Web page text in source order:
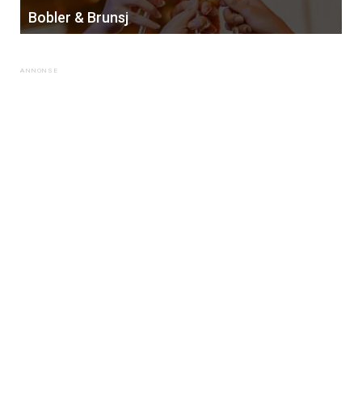
Bobler & Brunsj